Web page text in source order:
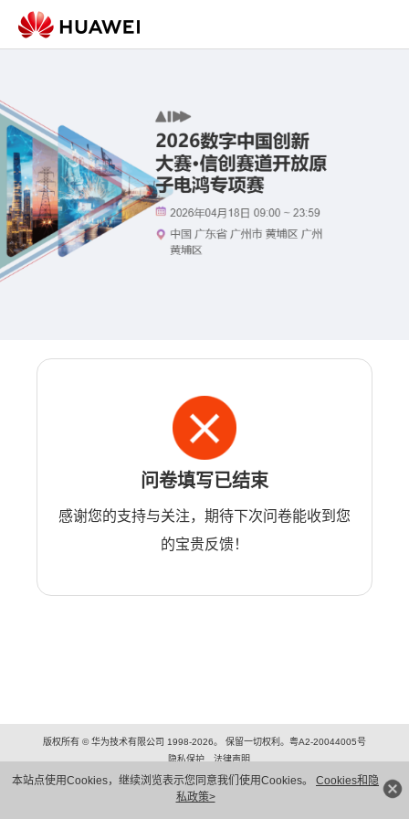
本站点使用Cookies，继续浏览表示您同意我们使用Cookies。 Cookies和隐
私政策>
问卷填写已结束
感谢您的支持与关注，期待下次问卷能收到您
的宝贵反馈！
版权所有 © 华为技术有限公司 1998-2026。 保留一切权利。粤A2-20044005号
隐私保护
法律声明